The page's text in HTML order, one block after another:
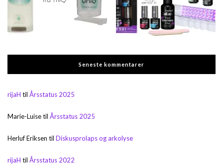
Seneste kommentarer
rijaH til Årsstatus 2025
Marie-Luisetil Årsstatus 2025
Herluf Eriksen til Diskusprolaps og arkolyse
rijaH til Årsstatus 2022